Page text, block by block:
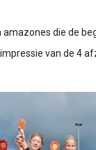
die de
van de 4